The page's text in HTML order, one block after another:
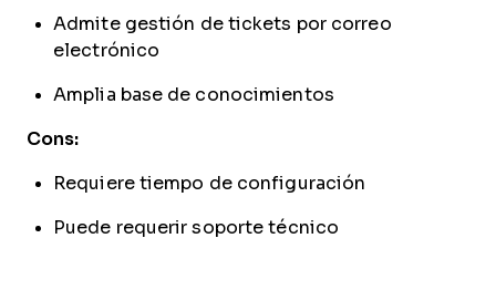
Admite gestión de tickets por correo
electrónico
Amplia base de conocimientos
Cons:
Requiere tiempo de configuración
Puede requerir soporte técnico